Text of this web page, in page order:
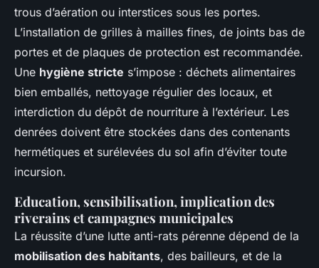
trous d’aération ou interstices sous les portes.
L’installation de grilles à mailles fines, de joints bas de
portes et de plaques de protection est recommandée.
Une hygiène stricte s’impose : déchets alimentaires
bien emballés, nettoyage régulier des locaux, et
interdiction du dépôt de nourriture à l’extérieur. Les
denrées doivent être stockées dans des contenants
hermétiques et surélevées du sol afin d’éviter toute
incursion.
Education, sensibilisation, implication des
riverains et campagnes municipales
La réussite d’une lutte anti-rats pérenne dépend de la
mobilisation des habitants, des bailleurs, et de la